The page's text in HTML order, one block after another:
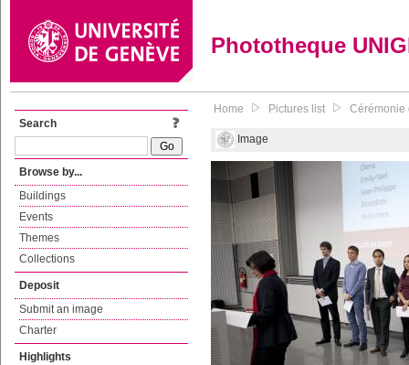
Phototheque
Search
Browse by...
Buildings
Events
Themes
Collections
Deposit
Submit an image
Charter
Highlights
Home Pictures list Cérémonie
Image